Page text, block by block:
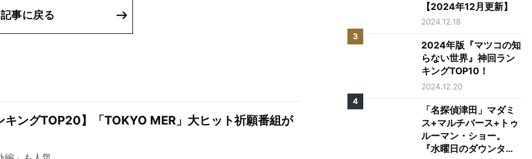
記事に戻る
キングTOP20】「TOKYO MER」大ヒット祈願番組が
【2024年12月更新】
2024.12.18
3
2024年版『マツコの知
らない世界』神回ラン
キングTOP10！
2024.12.20
4
「名探偵津田」マダミ
ス+マルチバース+トゥ
ルーマン・ショー。
『水曜日のダウンタウ